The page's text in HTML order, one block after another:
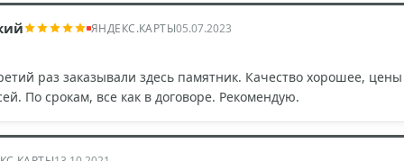
ЯНДЕКС.КАРТЫ05.07.2023
раз заказывали здесь памятник. Качество хорошее,
По срокам, все как в договоре. Рекомендую.